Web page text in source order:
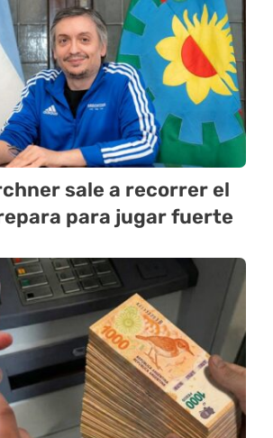
sale a recorrer el
para jugar fuerte